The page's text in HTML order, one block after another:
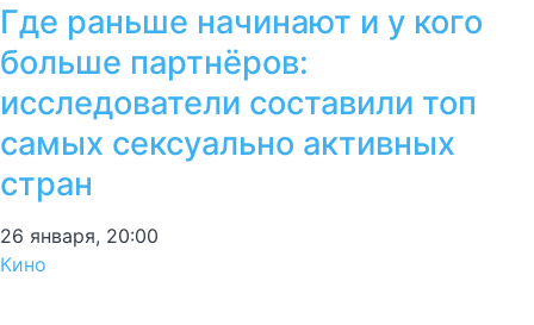
Где раньше начинают и у кого
больше партнёров:
исследователи составили топ
самых сексуально активных
стран
26 января, 20:00
Кино